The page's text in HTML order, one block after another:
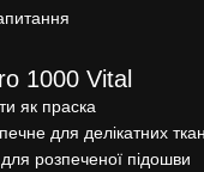
1000 Vital
як праска
для делікатних
розпеченої підошви